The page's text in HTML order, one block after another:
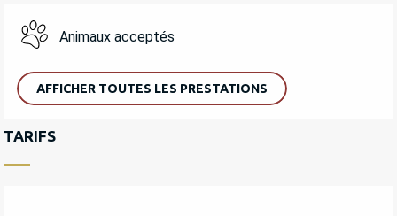
Animaux acceptés
AFFICHER TOUTES LES PRESTATIONS
TARIFS